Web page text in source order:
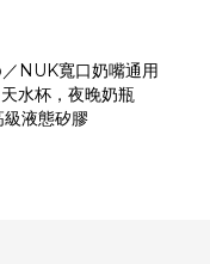
NUK寬口奶嘴通用
水杯，夜晚奶瓶
液態矽膠